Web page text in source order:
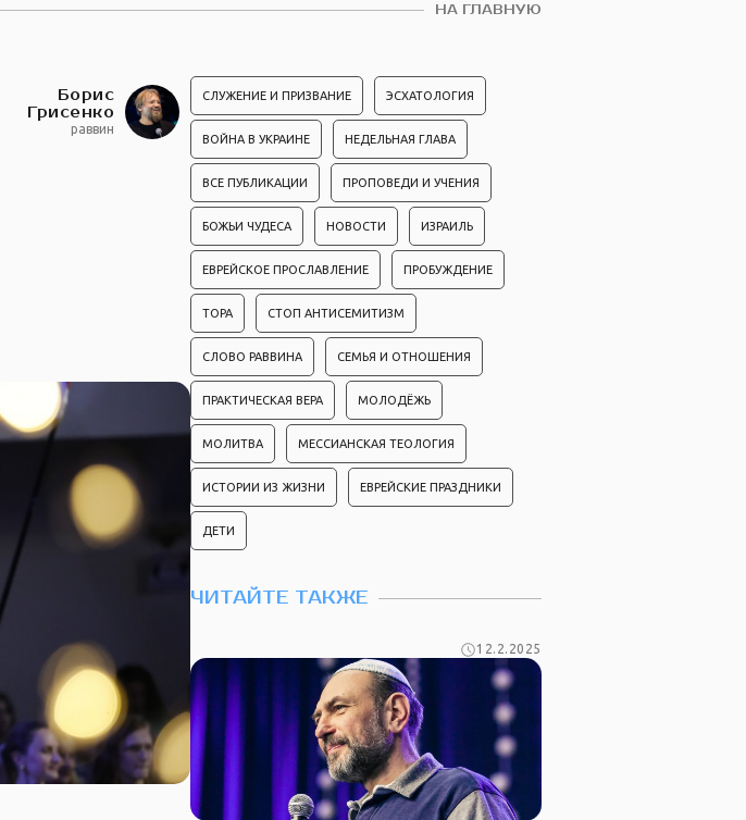
НА ГЛАВНУЮ
Борис
Грисенко
раввин
СЛУЖЕНИЕ И ПРИЗВАНИЕ ЭСХАТОЛОГИЯ
ВОЙНА В УКРАИНЕ НЕДЕЛЬНАЯ ГЛАВА
ВСЕ ПУБЛИКАЦИИ ПРОПОВЕДИ И УЧЕНИЯ
БОЖЬИ ЧУДЕСА НОВОСТИ ИЗРАИЛЬ
ЕВРЕЙСКОЕ ПРОСЛАВЛЕНИЕ ПРОБУЖДЕНИЕ
ТОРА СТОП АНТИСЕМИТИЗМ
СЛОВО РАВВИНА СЕМЬЯ И ОТНОШЕНИЯ
ПРАКТИЧЕСКАЯ ВЕРА МОЛОДЁЖЬ
МОЛИТВА МЕССИАНСКАЯ ТЕОЛОГИЯ
ИСТОРИИ ИЗ ЖИЗНИ ЕВРЕЙСКИЕ ПРАЗДНИКИ
ДЕТИ
ЧИТАЙТЕ ТАКЖЕ
12.2.2025